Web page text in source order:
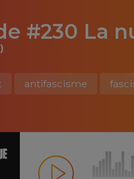
#230 La
antifascisme